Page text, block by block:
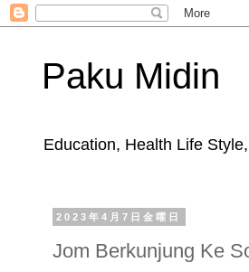
Paku Midin
Education, Health Life
2023年4月7日金曜日
Jom Berkunjung Ke